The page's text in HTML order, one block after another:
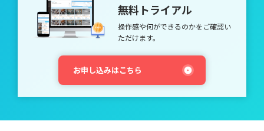
掲げてしまうと、実行の道筋が立てにくくなります。その結果、
最初の一歩目が踏み出せず、足が止まってしまう可能性があるか
らです。 「少し頑張れば達成できそう」というレベルの目的・
目標を達成することで、次はより高レベルの目標に向けての実行
課題に対して疑問を持ち、諦めずに考え抜く力です。 3つの構成
要素について具体的に紹介していきます。 ④課題発見力 現状を
分析し目的や課題を明らかにする力が「課題発見力」です。 仕
感心させたい」「ベストセラー作家になって経済的安定が得た
い」といった「感情的・経済的圧力」に該当するモチベーション
を与えました。 すると、後者の外発的「圧力」によって書いた
グループの創造性よりも、前者の「楽しみ」という内発的動機に
なりました。 また、別の研究では、ある分析作業を任せた2つの
グループのうち、一方に「がんの医療研究に役立つ」との「意
義」を与えたところ、もう一方のグループ（「意義」を与えられ
無料トライアル
操作感や何ができるのかをご確認い
ただけます。
お申し込みはこちら